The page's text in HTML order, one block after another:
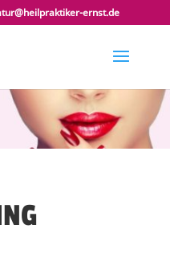
ernst.de